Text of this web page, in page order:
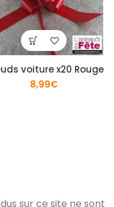
voiture x20 Rouge
8,99€
sur ce site ne sont